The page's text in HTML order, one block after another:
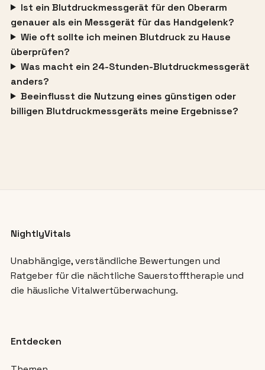
Ist ein Blutdruckmessgerät für den Oberarm
genauer als ein Messgerät für das Handgelenk?
Wie oft sollte ich meinen Blutdruck zu Hause
überprüfen?
Was macht ein 24-Stunden-Blutdruckmessgerät
anders?
Beeinflusst die Nutzung eines günstigen oder
billigen Blutdruckmessgeräts meine Ergebnisse?
NightlyVitals
Unabhängige, verständliche Bewertungen und
Ratgeber für die nächtliche Sauerstofftherapie und
die häusliche Vitalwertüberwachung.
Entdecken